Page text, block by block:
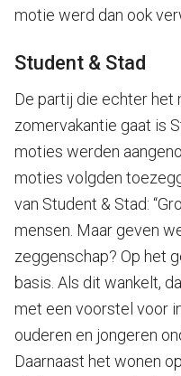
motie werd dan ook
Student & Stad
De partij die echter het
zomervakantie gaat is
moties werden
moties volgden
van Student & Stad:
mensen. Maar geven
zeggenschap? Op het
basis. Als dit wankelt,
met een voorstel voor
ouderen en jongeren
Daarnaast het wonen